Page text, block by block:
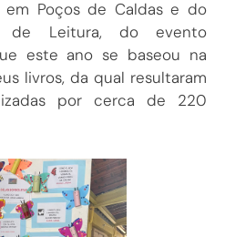
em Poços de Caldas e do
de Leitura, do evento
este ano se baseou na
livros, da qual resultaram
por cerca de 220